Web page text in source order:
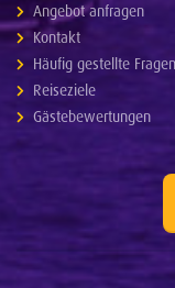
Angebot anfragen
Kontakt
Häufig gestellte Fragen
Reiseziele
Gästebewertungen